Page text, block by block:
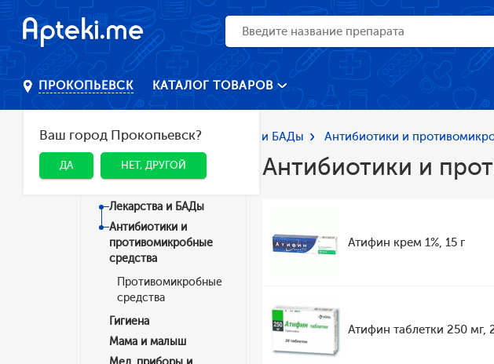
ПРОКОПЬЕВСК
Ваш город Прокопьевск?
ДА НЕТ, ДРУГОЙ
КАТАЛОГ ТОВАРОВ
Главная Каталог Лекарства и БАДы Антибиотики и
Категории
Лекарства и БАДы
Антибиотики и
противомикробные
средства
Противомикробные
средства
Гигиена
Мама и малыш
Антибиотики и
Атифин крем 1%, 15 г
Атифин таблетки 250 мг,